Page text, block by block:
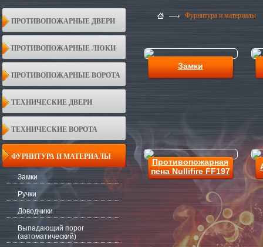
ПРОТИВОПОЖАРНЫЕ ДВЕРИ
ПРОТИВОПОЖАРНЫЕ ЛЮКИ
ПРОТИВОПОЖАРНЫЕ ВОРОТА
ТЕХНИЧЕСКИЕ ДВЕРИ
ТЕХНИЧЕСКИЕ ВОРОТА
ФУРНИТУРА И МАТЕРИАЛЫ
Замки
Ручки
Доводчики
Выпадающий порог
(автоматический)
Фурнитура и материалы
Замки
Противопожарная
пена Nullifire FF197